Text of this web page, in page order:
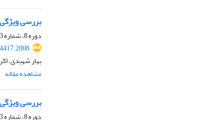
بررسی
دوره 8، شماره 3، بهار 1400، صفحه
بهار شهیدی،
مشاهده مقاله
بررسی
دوره 8، شماره 3، بهار 1400، صفحه